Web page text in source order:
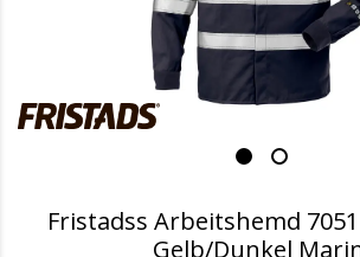
Fristadss Arbeitshemd 7051
Gelb/Dunkel